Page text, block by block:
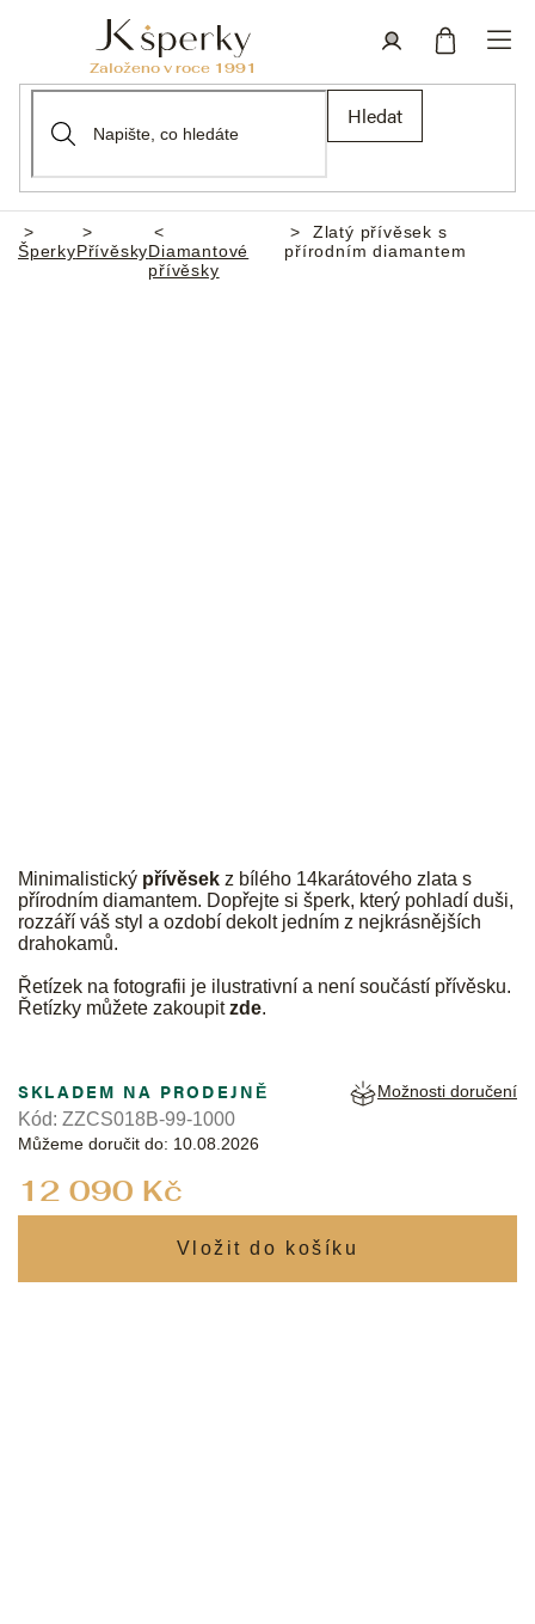
Hledat
Domů
ŠperkyPřívěskyDiamantové
přívěsky
Zlatý přívěsek s
přírodním diamantem
Minimalistický přívěsek z bílého 14karátového zlata s
přírodním diamantem. Dopřejte si šperk, který pohladí duši,
rozzáří váš styl a ozdobí dekolt jedním z nejkrásnějších
drahokamů.
Řetízek na fotografii je ilustrativní a není součástí přívěsku.
Řetízky můžete zakoupitzde.
12 090 Kč
SKLADEM NA PRODEJNĚ
Můžeme doručit do: 10.08.2026
Možnosti doručení
Kód: ZZCS018B-99-1000